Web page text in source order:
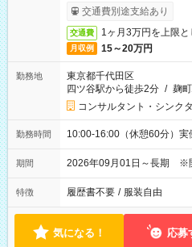
ービス利用可（利用条件有）
交通費別途支給あり
交通費 1ヶ月3万円を上限
月収例 15～20万円
勤務地
東京都千代田区
四ツ谷駅から徒歩2分 / 麹
コンサルタント・シンク
勤務時間 10:00-16:00（休憩60分）実
期間 2026年09月01日～長期 ※
特徴 履歴書不要 / 服装自由
気になる！ 応募